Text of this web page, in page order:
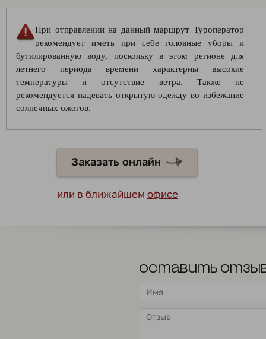
При отправлении на данный маршрут Туроператор
рекомендует иметь при себе головные уборы и
бутилированную воду, поскольку в этом регионе для
летнего периода времени характерны высокие
температуры и отсутствие ветра. Также не
рекомендуется надевать открытую одежду во избежание
солнечных ожогов.
Заказать онлайн
или в ближайшем офисе
Оставить